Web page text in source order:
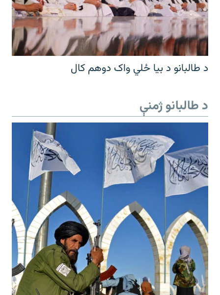
د طالبانو د بیا ځلي واک دوهم کال
د طالبانو ژمنې